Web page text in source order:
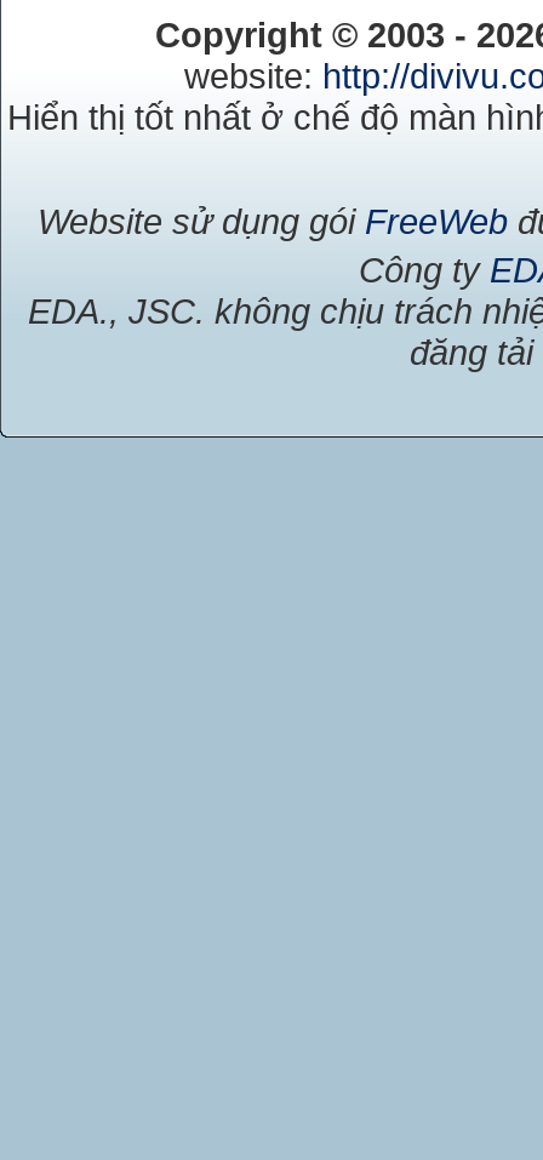
Copyright © 2003 -
website: http://
Hiển thị tốt nhất ở chế độ màn
Website sử dụng gói FreeWeb
Công ty
EDA., JSC. không chịu trách
đăng